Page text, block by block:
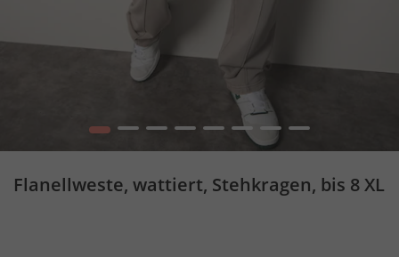
1 2 3 4 5 6 7 8
Flanellweste, wattiert, Stehkragen, bis 8 XL